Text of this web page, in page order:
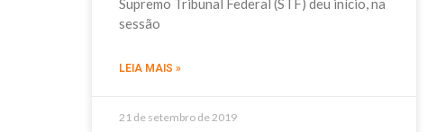
sessão
LEIA MAIS »
21 de setembro de 2019